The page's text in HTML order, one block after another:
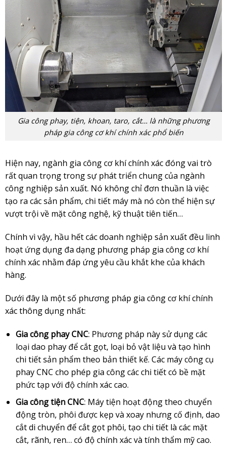
Gia công phay, tiện, khoan, taro, cắt… là những phương
pháp gia công cơ khí chính xác phổ biến
Hiện nay, ngành gia công cơ khí chính xác đóng vai trò
rất quan trọng trong sự phát triển chung của ngành
công nghiệp sản xuất. Nó không chỉ đơn thuần là việc
tạo ra các sản phẩm, chi tiết máy mà nó còn thể hiện sự
vượt trội về mặt công nghệ, kỹ thuật tiên tiến…
Chính vì vậy, hầu hết các doanh nghiệp sản xuất đều linh
hoạt ứng dụng đa dạng phương pháp gia công cơ khí
chính xác nhằm đáp ứng yêu cầu khắt khe của khách
hàng.
Dưới đây là một số phương pháp gia công cơ khí chính
xác thông dụng nhất:
Gia công phay CNC: Phương pháp này sử dụng các
loại dao phay để cắt gọt, loại bỏ vật liệu và tạo hình
chi tiết sản phẩm theo bản thiết kế. Các máy công cụ
phay CNC cho phép gia công các chi tiết có bề mặt
phức tạp với độ chính xác cao.
Gia công tiện CNC: Máy tiện hoạt động theo chuyển
động tròn, phôi được kẹp và xoay nhưng cố định, dao
cắt di chuyển để cắt gọt phôi, tạo chi tiết là các mặt
cắt, rãnh, ren… có độ chính xác và tính thẩm mỹ cao.